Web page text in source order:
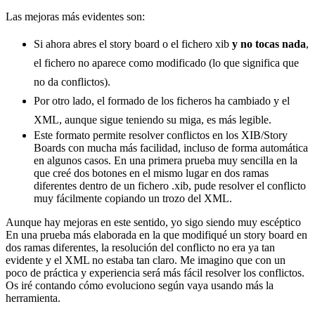
Las mejoras más evidentes son:
Si ahora abres el story board o el fichero xib y no tocas nada,
el fichero no aparece como modificado (lo que significa que
no da conflictos).
Por otro lado, el formado de los ficheros ha cambiado y el
XML, aunque sigue teniendo su miga, es más legible.
Este formato permite resolver conflictos en los XIB/Story
Boards con mucha más facilidad, incluso de forma automática
en algunos casos. En una primera prueba muy sencilla en la
que creé dos botones en el mismo lugar en dos ramas
diferentes dentro de un fichero .xib, pude resolver el conflicto
muy fácilmente copiando un trozo del XML.
Aunque hay mejoras en este sentido, yo sigo siendo muy escéptico
En una prueba más elaborada en la que modifiqué un story board en
dos ramas diferentes, la resolución del conflicto no era ya tan
evidente y el XML no estaba tan claro. Me imagino que con un
poco de práctica y experiencia será más fácil resolver los conflictos.
Os iré contando cómo evoluciono según vaya usando más la
herramienta.